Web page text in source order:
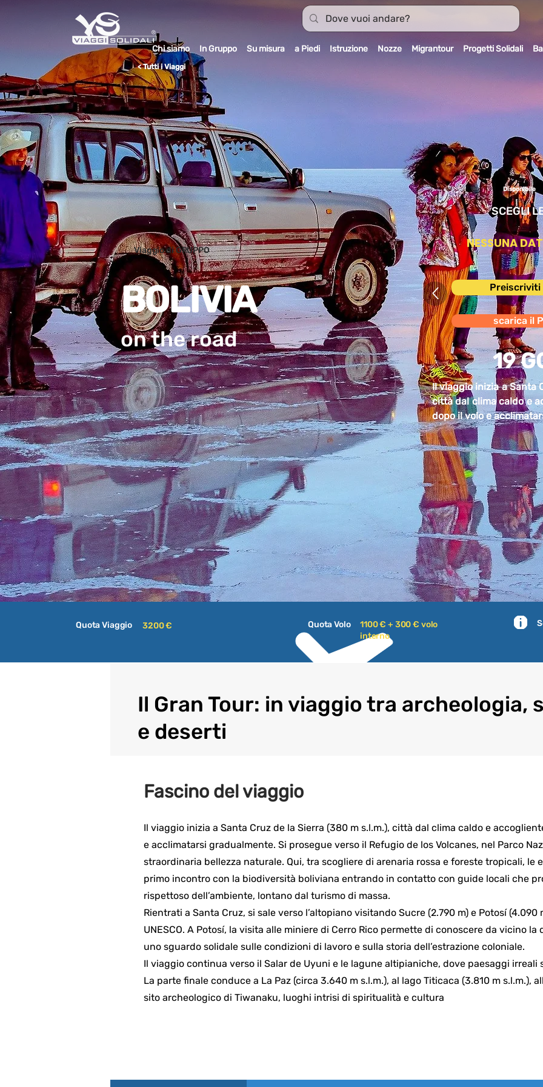
Chi siamo In Gruppo Su misura a Piedi Istruzione Nozze Migrantour Progetti Solidali
< Tutti i Viaggi
Viaggio di GRUPPO
BOLIVIA
on the road
Disponibile
SCEGLI
NESSUNA
Preiscriviti
scarica il
19
Il viaggio inizia a Santa
città dal clima caldo e
dopo il volo e
Quota Viaggio 3200 € Quota Volo
1100 € + 300 € volo
interno
Il Gran Tour: in viaggio tra archeologia,
e deserti
Fascino del viaggio
Il viaggio inizia a Santa Cruz de la Sierra (380 m s.l.m.), città dal clima caldo e
e acclimatarsi gradualmente. Si prosegue verso il Refugio de los Volcanes, nel Parco
straordinaria bellezza naturale. Qui, tra scogliere di arenaria rossa e foreste tropicali, le
primo incontro con la biodiversità boliviana entrando in contatto con guide locali che
rispettoso dell’ambiente, lontano dal turismo di massa.
Rientrati a Santa Cruz, si sale verso l’altopiano visitando Sucre (2.790 m) e Potosí
UNESCO. A Potosí, la visita alle miniere di Cerro Rico permette di conoscere da vicino
uno sguardo solidale sulle condizioni di lavoro e sulla storia dell’estrazione coloniale.
Il viaggio continua verso il Salar de Uyuni e le lagune altipianiche, dove paesaggi
La parte finale conduce a La Paz (circa 3.640 m s.l.m.), al lago Titicaca (3.810 m s.l.m.),
sito archeologico di Tiwanaku, luoghi intrisi di spiritualità e cultura